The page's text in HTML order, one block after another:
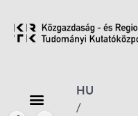
HU
/